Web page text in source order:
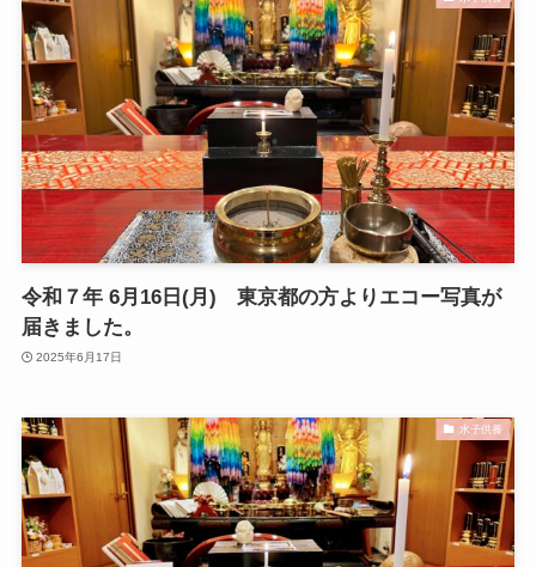
令和７年 6月16日(月) 東京都の方よりエコー写真が
届きました。
2025年6月17日
水子供養